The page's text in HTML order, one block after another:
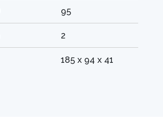
95
2
185 x 94 x 41